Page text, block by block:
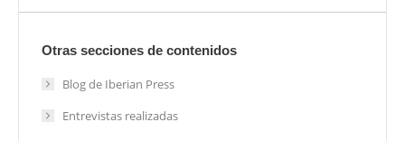
Otras secciones de contenidos
Blog de Iberian Press
Entrevistas realizadas